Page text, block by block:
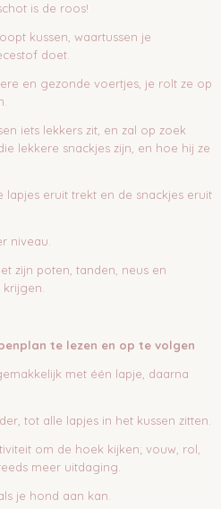
is de roos!
kussen, waartussen je
doet.
en gezonde voertjes, je rolt ze op
iets lekkers zit, en zal op zoek
lekkere snackjes zijn, en hoe hij ze
eruit trekt en de snackjes eruit
niveau.
zijn poten, tanden, neus en
te lezen en op te volgen
met één lapje, daarna
tot alle lapjes in het kussen zitten.
om de hoek kijken; vouw, rol,
meer uitdaging.
je hond aan kan.